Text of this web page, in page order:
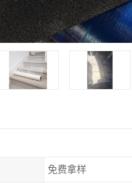
免费拿样